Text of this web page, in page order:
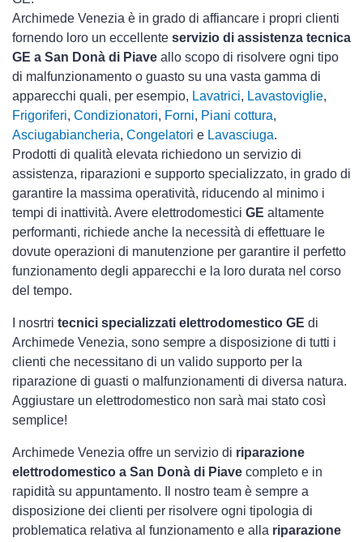
Archimede Venezia è in grado di affiancare i propri clienti
fornendo loro un eccellente servizio di assistenza tecnica
GE a San Donà di Piave allo scopo di risolvere ogni tipo
di malfunzionamento o guasto su una vasta gamma di
apparecchi quali, per esempio, Lavatrici, Lavastoviglie,
Frigoriferi, Condizionatori, Forni, Piani cottura,
Asciugabiancheria, Congelatori e Lavasciuga.
Prodotti di qualità elevata richiedono un servizio di
assistenza, riparazioni e supporto specializzato, in grado di
garantire la massima operatività, riducendo al minimo i
tempi di inattività. Avere elettrodomestici GE altamente
performanti, richiede anche la necessità di effettuare le
dovute operazioni di manutenzione per garantire il perfetto
funzionamento degli apparecchi e la loro durata nel corso
del tempo.
I nosrtri tecnici specializzati elettrodomestico GE di
Archimede Venezia, sono sempre a disposizione di tutti i
clienti che necessitano di un valido supporto per la
riparazione di guasti o malfunzionamenti di diversa natura.
Aggiustare un elettrodomestico non sarà mai stato così
semplice!
Archimede Venezia offre un servizio di riparazione
elettrodomestico a San Donà di Piave completo e in
rapidità su appuntamento. Il nostro team è sempre a
disposizione dei clienti per risolvere ogni tipologia di
problematica relativa al funzionamento e alla riparazione